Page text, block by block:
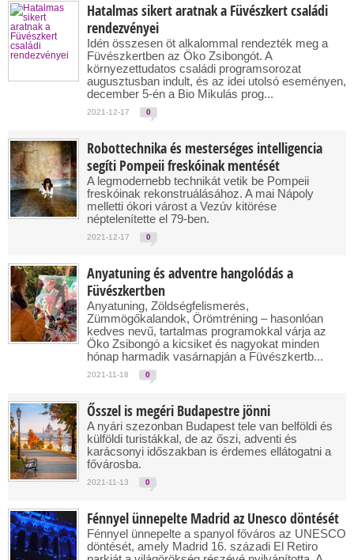
Hatalmas sikert aratnak a Füvészkert családi
rendezvényei
Idén összesen öt alkalommal rendezték meg a
Füvészkertben az Öko Zsibongót. A
környezettudatos családi programsorozat
augusztusban indult, és az idei utolsó eseményen,
december 5-én a Bio Mikulás prog...
2021-12-17 0
Robottechnika és mesterséges intelligencia
segíti Pompeii freskóinak mentését
A legmodernebb technikát vetik be Pompeii
freskóinak rekonstruálásához. A mai Nápoly
melletti ókori várost a Vezúv kitörése
néptelenítette el 79-ben.
2021-12-17 0
Anyatuning és adventre hangolódás a
Füvészkertben
Anyatuning, Zöldségfelismerés,
Zümmögőkalandok, Örömtréning – hasonlóan
kedves nevű, tartalmas programokkal várja az
Öko Zsibongó a kicsiket és nagyokat minden
hónap harmadik vasárnapján a Füvészkertb...
2021-11-18 0
Ősszel is megéri Budapestre jönni
A nyári szezonban Budapest tele van belföldi és
külföldi turistákkal, de az őszi, adventi és
karácsonyi időszakban is érdemes ellátogatni a
fővárosba.
2021-11-13 0
Fénnyel ünnepelte Madrid az Unesco döntését
Fénnyel ünnepelte a spanyol főváros az UNESCO
döntését, amely Madrid 16. századi El Retiro